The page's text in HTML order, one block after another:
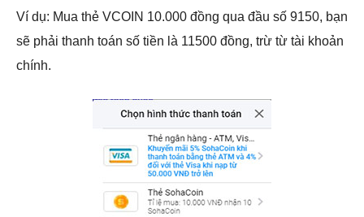
Ví dụ: Mua thẻ VCOIN 10.000 đồng qua đầu số 9150, bạn
sẽ phải thanh toán số tiền là 11500 đồng, trừ từ tài khoản
chính.